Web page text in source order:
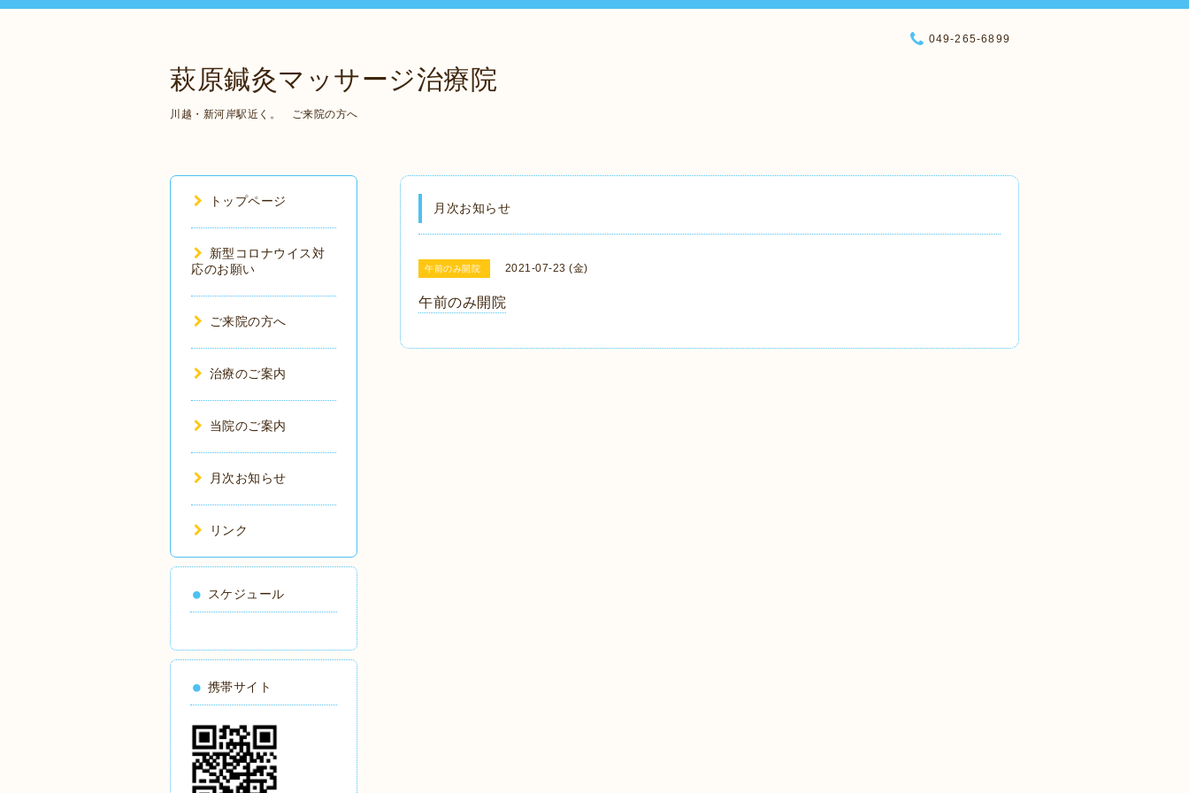
萩原鍼灸マッサージ治療院
川越・新河岸駅近く。 ご来院の方へ
049-265-6899
月次お知らせ
午前のみ開院 2021-07-23 (金)
午前のみ開院
トップページ
新型コロナウイス対
応のお願い
ご来院の方へ
治療のご案内
当院のご案内
月次お知らせ
リンク
スケジュール
携帯サイト